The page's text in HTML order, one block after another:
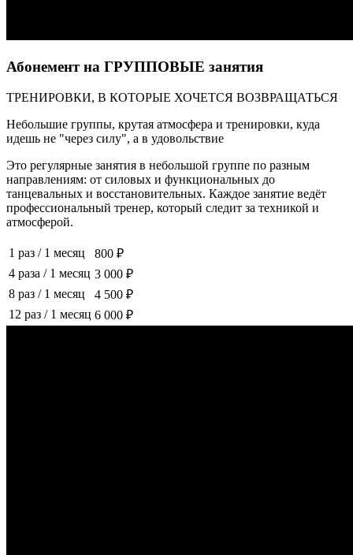
Абонемент на ГРУППОВЫЕ занятия
ТРЕНИРОВКИ, В КОТОРЫЕ ХОЧЕТСЯ ВОЗВРАЩАТЬСЯ
Небольшие группы, крутая атмосфера и тренировки, куда
идешь не "через силу", а в удовольствие
Это регулярные занятия в небольшой группе по разным
направлениям: от силовых и функциональных до
танцевальных и восстановительных. Каждое занятие ведёт
профессиональный тренер, который следит за техникой и
атмосферой.
1 раз / 1 месяц
800 ₽
4 раза / 1 месяц 3 000 ₽
8 раз / 1 месяц
4 500 ₽
12 раз / 1 месяц 6 000 ₽